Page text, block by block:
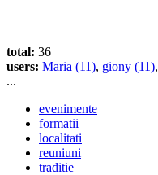
total: 36
users: Maria (11), giony (11),
...
evenimente
formatii
localitati
reuniuni
traditie